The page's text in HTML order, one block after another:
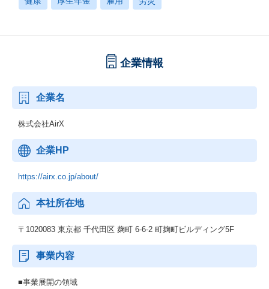
企業情報
企業名
株式会社AirX
企業HP
https://airx.co.jp/about/
本社所在地
〒1020083 東京都 千代田区 麹町 6-6-2 町麹町ビルディング5F
事業内容
■事業展開の領域